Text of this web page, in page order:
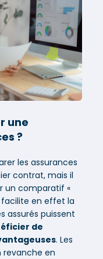
une
?
les assurances
contrat, mais il
un comparatif «
facilite en effet la
assurés puissent
de
. Les
revanche en